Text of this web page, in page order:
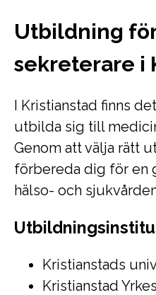
Utbildning
sekreterare i
I Kristianstad finns
utbilda sig till
Genom att välja rätt
förbereda dig för en
hälso- och
Kristianstads
Kristianstad